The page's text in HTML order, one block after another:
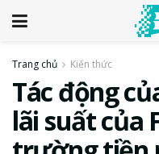
Trang chủ Kiến thức
Tác động
lãi suất của